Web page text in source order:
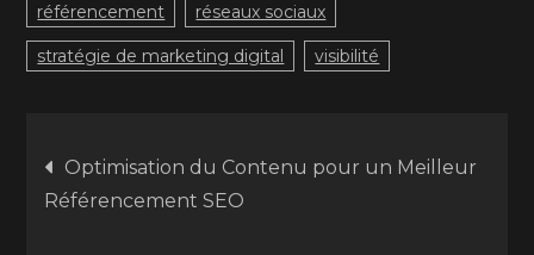
référencement réseaux sociaux
stratégie de marketing digital visibilité
Navigation
de
Optimisation du Contenu pour un Meilleur
Référencement SEO